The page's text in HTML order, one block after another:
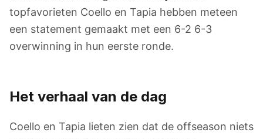
topfavorieten Coello en Tapia hebben meteen
een statement gemaakt met een 6-2 6-3
overwinning in hun eerste ronde.
Het verhaal van de dag
Coello en Tapia lieten zien dat de offseason niets